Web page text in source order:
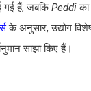
गई हैं, जबकिPeddiका
के अनुसार, उद्योग
साझा किए हैं।